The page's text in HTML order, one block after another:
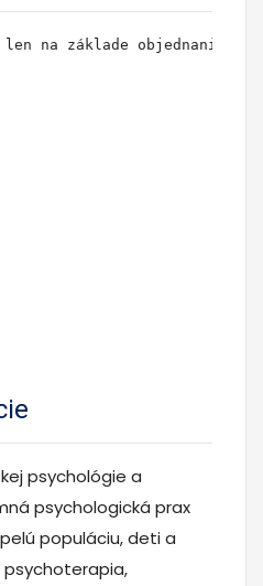
len na základe objednania
psychológie a
psychologická prax
populáciu, deti a
psychoterapia,